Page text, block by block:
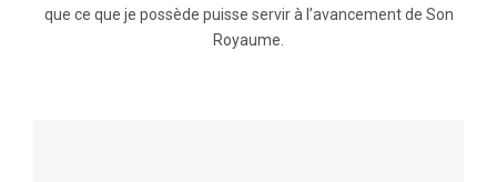
que ce que je possède puisse servir à l’avancement de Son
Royaume.